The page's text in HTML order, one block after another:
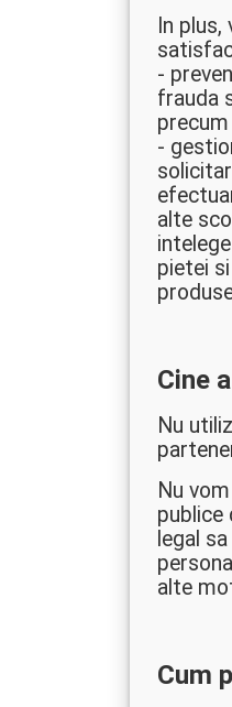
In
-
frauda
-
alte
pietei
Cine
Nu
Nu
publice
legal
alte
Cum